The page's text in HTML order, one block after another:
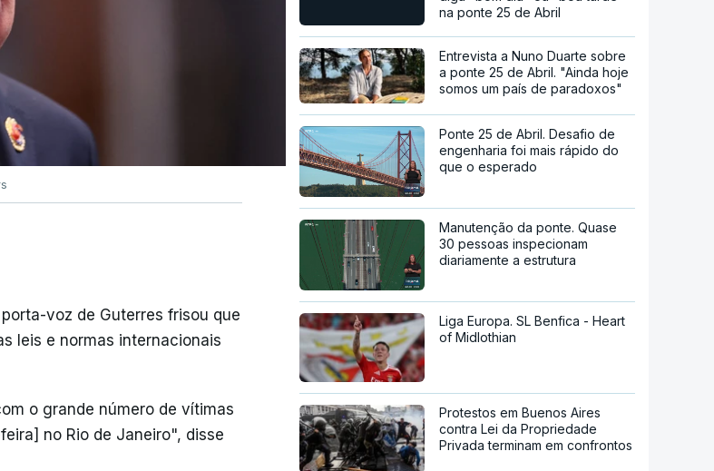
voz de Guterres frisou que
leis e normas internacionais
o grande número de vítimas
no Rio de Janeiro", disse
na ponte 25 de Abril
Entrevista a Nuno Duarte sobre
a ponte 25 de Abril. "Ainda hoje
somos um país de paradoxos"
Ponte 25 de Abril. Desafio de
engenharia foi mais rápido do
que o esperado
Manutenção da ponte. Quase
30 pessoas inspecionam
diariamente a estrutura
Liga Europa. SL Benfica - Heart
of Midlothian
Protestos em Buenos Aires
contra Lei da Propriedade
Privada terminam em confrontos